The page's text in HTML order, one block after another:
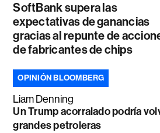
SoftBank supera las
expectativas de ganancias
gracias al repunte de
de fabricantes de chips
OPINIÓN BLOOMBERG
Liam Denning
Un Trump acorralado podría
grandes petroleras